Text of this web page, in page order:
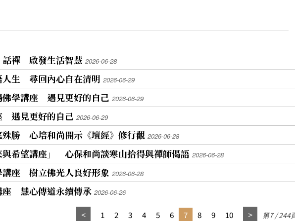
話禪 啟發生活智慧 2026-06-28
人生 尋回內心自在清明 2026-06-29
佛學講座 遇見更好的自己 2026-06-29
遇見更好的自己 2026-06-29
殊勝 心培和尚開示《壇經》修行觀 2026-06-28
與希望講座」 心保和尚談寒山拾得與禪師偈語 2026-06-28
講座 樹立佛光人良好形象 2026-06-28
座 慧心傳道永續傳承 2026-06-26
1 2 3 4 5 6 7 8 9 10 第7 / 244